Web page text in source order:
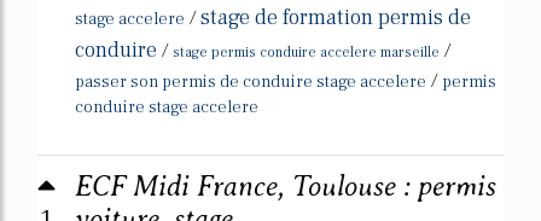
stage accelere /stage de formation permis de
conduire / stage permis conduire accelere marseille /
passer son permis de conduire stage accelere / permis
conduire stage accelere
ECF Midi France, Toulouse : permis